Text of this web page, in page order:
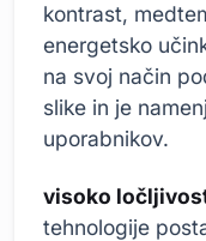
kontrast,
energetsko
na svoj način
slike in je
uporabnikov.
visoko
tehnologije